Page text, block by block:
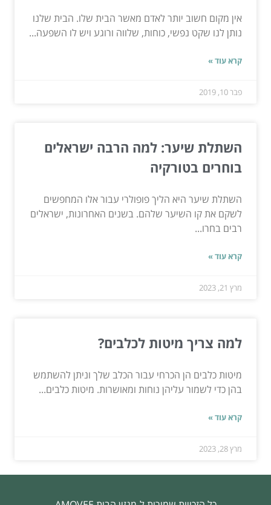
אין מקום חשוב יותר לאדם מאשר הבית שלו. הבית שלנו
נותן לנו שקט נפשי, כוחות, שלווה ורוגע ויש לו השפעה...
קרא עוד »
פבר 10, 2019
השתלת שיער: למה הרבה ישראלים
בוחרים בטורקיה
השתלת שיער היא הליך פופולרי עבור אלו המחפשים
לשקם את קו השיער שלהם. בשנים האחרונות, ישראלים
רבים בחרו...
קרא עוד »
מרץ 21, 2023
למה צריך מיטות לכלבים?
מיטות כלבים הן הכרחי עבור הכלב שלך וניתן להשתמש
בהן כדי לשמור עליהן נוחות ומאושרות. מיטות כלבים...
קרא עוד »
מרץ 28, 2023